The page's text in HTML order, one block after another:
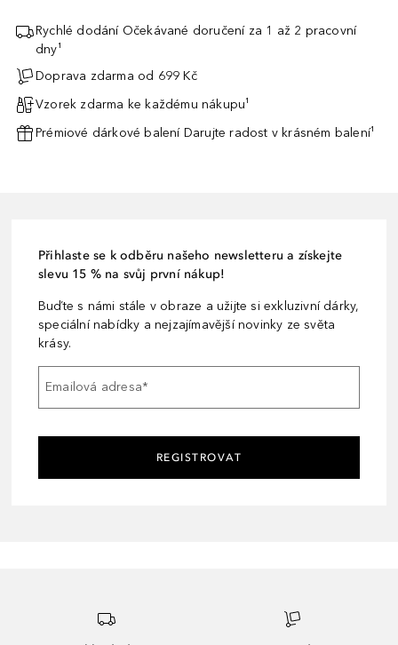
Rychlé dodání Očekávané doručení za 1 až 2 pracovní
dny¹
Doprava zdarma od 699 Kč
Vzorek zdarma ke každému nákupu¹
Prémiové dárkové balení Darujte radost v krásném balení¹
Přihlaste se k odběru našeho newsletteru a získejte
slevu 15 % na svůj první nákup!
Buďte s námi stále v obraze a užijte si exkluzivní dárky,
speciální nabídky a nejzajímavější novinky ze světa
krásy.
Emailová adresa*
REGISTROVAT